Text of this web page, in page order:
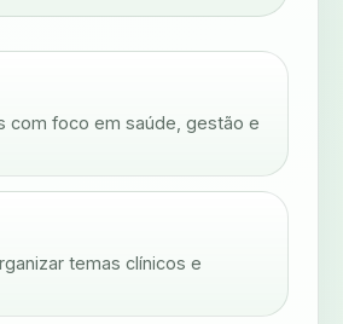
com foco em saúde, gestão e
temas clínicos e